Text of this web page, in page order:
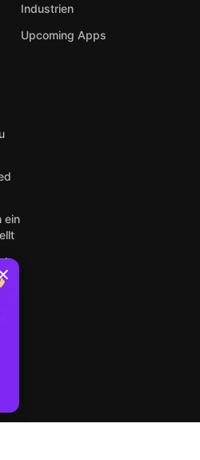
Industrien
Upcoming Apps
ein